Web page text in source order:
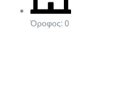
Όροφος: 0